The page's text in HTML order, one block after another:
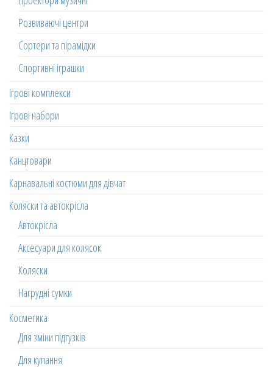
Розвиваючі центри
Сортери та пірамідки
Спортивні іграшки
Ігрові комплекси
Ігрові набори
Казки
Канцтовари
Карнавальні костюми для дівчат
Коляски та автокрісла
Автокрісла
Аксесуари для колясок
Коляски
Нагрудні сумки
Косметика
Для зміни підгузків
Для купання